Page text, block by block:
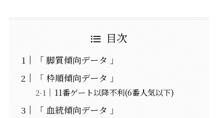
目次
「 脚質傾向データ 」
「 枠順傾向データ 」
11番ゲート以降不利(6番人気以下)
「 血統傾向データ 」